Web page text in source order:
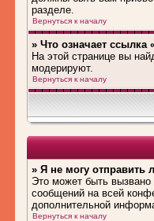
разделе.
Вернуться к началу
» Что означает ссылка
На этой странице вы
модерируют.
Вернуться к началу
» Я не могу отправить
Это может быть
сообщений на всей
дополнительной
Вернуться к началу